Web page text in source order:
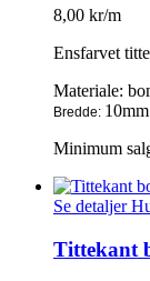
8,00 kr/m
Ensfarvet
Materiale:
Bredde: 10mm
Minimum
Se detaljer
Tittekant